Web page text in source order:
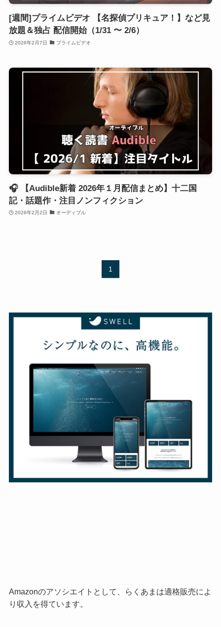
[週間]プライムビデオ 【名探偵プリキュア！】など見
放題＆独占 配信開始（1/31 〜 2/6）
2026年2月7日 プライムビデオ
🎧 【Audible新着 2026年１月配信まとめ】十二国
記・話題作・注目ノンフィクション
2026年2月2日 オーディブル
1
Amazonのアソシエイトとして、らくあまは適格販売によ
り収入を得ています。